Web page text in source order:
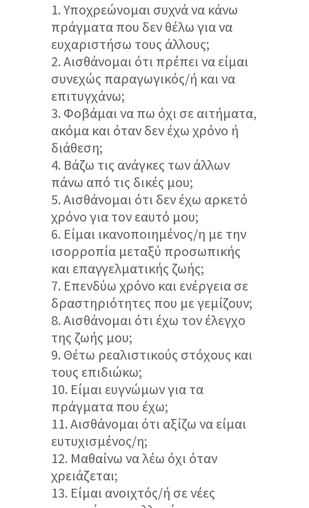
Υποχρεώνομαι συχνά να κάνω
πράγματα που δεν θέλω για να
ευχαριστήσω τους άλλους;
Αισθάνομαι ότι πρέπει να είμαι
συνεχώς παραγωγικός/ή και να
επιτυγχάνω;
Φοβάμαι να πω όχι σε αιτήματα,
ακόμα και όταν δεν έχω χρόνο ή
διάθεση;
Βάζω τις ανάγκες των άλλων
πάνω από τις δικές μου;
Αισθάνομαι ότι δεν έχω αρκετό
χρόνο για τον εαυτό μου;
Είμαι ικανοποιημένος/η με την
ισορροπία μεταξύ προσωπικής
και επαγγελματικής ζωής;
Επενδύω χρόνο και ενέργεια σε
δραστηριότητες που με γεμίζουν;
Αισθάνομαι ότι έχω τον έλεγχο
της ζωής μου;
Θέτω ρεαλιστικούς στόχους και
τους επιδιώκω;
Είμαι ευγνώμων για τα
πράγματα που έχω;
Αισθάνομαι ότι αξίζω να είμαι
ευτυχισμένος/η;
Μαθαίνω να λέω όχι όταν
χρειάζεται;
Είμαι ανοιχτός/ή σε νέες